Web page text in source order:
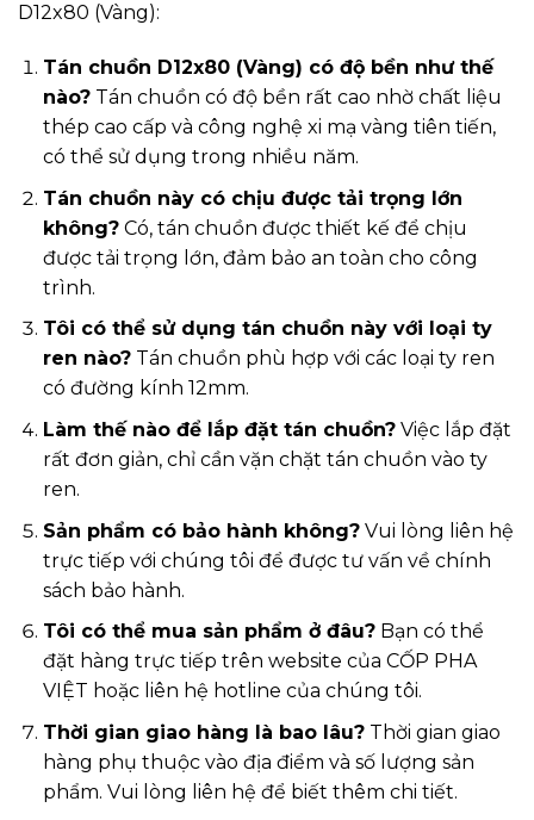
D12x80 (Vàng):
Tán chuồn D12x80 (Vàng) có độ bền như thế
nào?Tán chuồn có độ bền rất cao nhờ chất liệu
thép cao cấp và công nghệ xi mạ vàng tiên tiến,
có thể sử dụng trong nhiều năm.
Tán chuồn này có chịu được tải trọng lớn
không?Có, tán chuồn được thiết kế để chịu
được tải trọng lớn, đảm bảo an toàn cho công
trình.
Tôi có thể sử dụng tán chuồn này với loại ty
ren nào?Tán chuồn phù hợp với các loại ty ren
có đường kính 12mm.
Làm thế nào để lắp đặt tán chuồn?Việc lắp đặt
rất đơn giản, chỉ cần vặn chặt tán chuồn vào ty
ren.
Sản phẩm có bảo hành không?Vui lòng liên hệ
trực tiếp với chúng tôi để được tư vấn về chính
sách bảo hành.
Tôi có thể mua sản phẩm ở đâu?Bạn có thể
đặt hàng trực tiếp trên website của CỐP PHA
VIỆT hoặc liên hệ hotline của chúng tôi.
Thời gian giao hàng là bao lâu?Thời gian giao
hàng phụ thuộc vào địa điểm và số lượng sản
phẩm. Vui lòng liên hệ để biết thêm chi tiết.